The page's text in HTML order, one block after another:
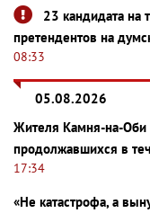
23 кандидата на
претендентов на
08:33
05.08.2026
Жителя Камня-на-Оби
продолжавшихся в
17:34
«Не катастрофа, а